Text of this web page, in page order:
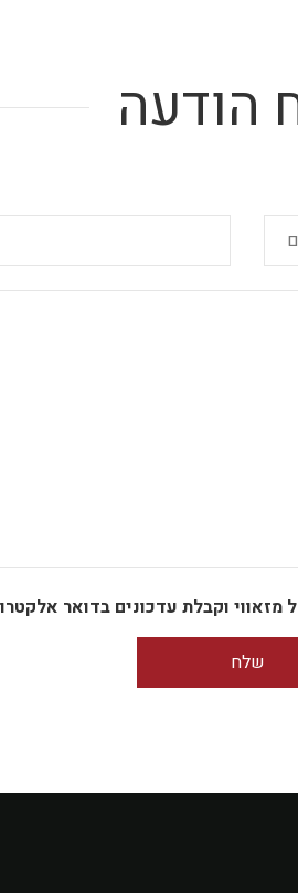
הודעה
וקבלת עדכונים בדואר